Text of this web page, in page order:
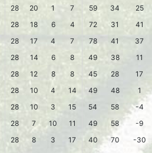
28 20 1 7 59 34
25
28 18 6 4 72 31
41
28 17 4 7 78 41
37
28 14 6 8 49 38
11
28 12 8 8 45 28
17
28 10 4 14 49 48
1
28 10 3 15 54 58
-4
28 7 10 11 49 58
-9
28 8 3 17 40 70
-30